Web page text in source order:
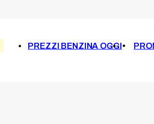
PREZZI BENZINA OGGI